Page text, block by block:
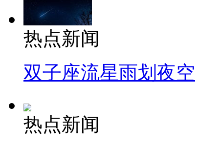
热点新闻
双子座流星雨划夜空
热点新闻